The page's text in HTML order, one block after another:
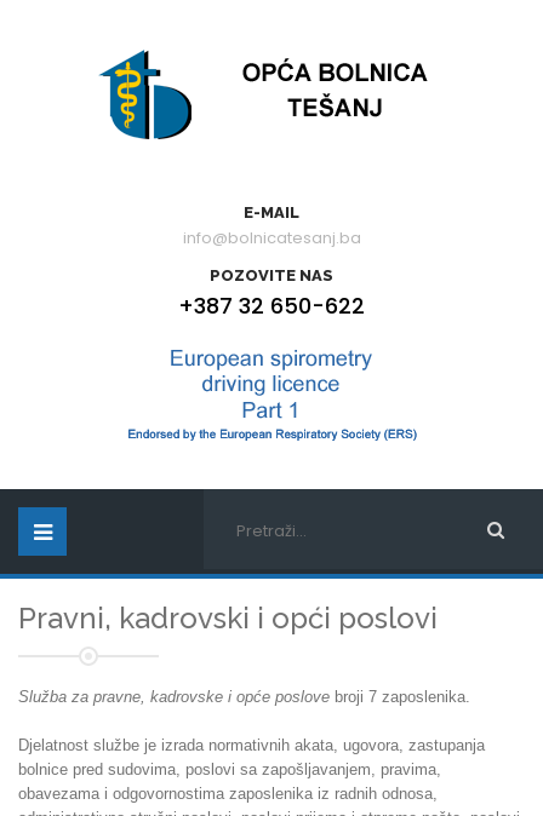
E-MAIL
info@bolnicatesanj.ba
POZOVITE NAS
+387 32 650-622
Pravni, kadrovski i opći poslovi
Služba za pravne, kadrovske i opće poslove broji 7 zaposlenika.
Djelatnost službe je izrada normativnih akata, ugovora, zastupanja
bolnice pred sudovima, poslovi sa zapošljavanjem, pravima,
obavezama i odgovornostima zaposlenika iz radnih odnosa,